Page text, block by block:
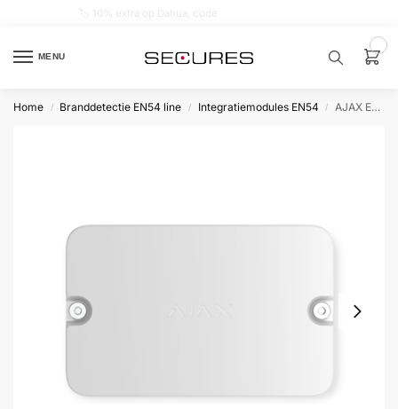
MENU
Alarm
samenstellen
met
installatie
Home / Branddetectie EN54 line / Integratiemodules EN54 / AJAX EN54 I/O Module 2X2 wit